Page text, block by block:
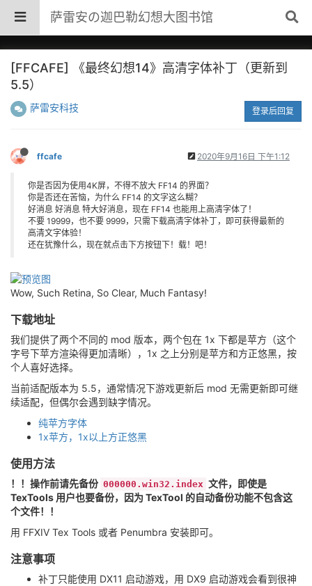
萨雷安の迦巴勒幻想大图书馆
[FFCAFE] 《最终幻想14》高清字体补丁（更新到
5.5）
萨雷安科技 登录后回复
ffcafe 2020年9月16日 下午1:12
你是否因为使用4K屏，不得不放大 FF14 的界面？
你是否还在苦恼，为什么 FF14 的文字这么糊？
好消息 好消息 特大好消息，现在 FF14 也能用上高清字体了！
不要 19999，也不要 9999，只需下载高清字体补丁，即可获得最新的
高清文字体验！
还在犹豫什么，现在就点击下方按钮下！载！吧！
Wow, Such Retina, So Clear, Much Fantasy!
下载地址
我们提供了两个不同的 mod 版本，两个包在 1x 下都是苹方（这个
字号下苹方渲染得更加清晰），1x 之上分别是苹方和方正悠黑，按
个人喜好选择。
当前适配版本为 5.5，通常情况下游戏更新后 mod 无需更新即可继
续适配，但偶尔会遇到缺字情况。
纯苹方字体
1x苹方，1x以上方正悠黑
使用方法
！！操作前请先备份 000000.win32.index 文件，即使是
TexTools 用户也要备份，因为 TexTool 的自动备份功能不包含这
个文件！！
用 FFXIV Tex Tools 或者 Penumbra 安装即可。
注意事项
补丁只能使用 DX11 启动游戏，用 DX9 启动游戏会看到很神